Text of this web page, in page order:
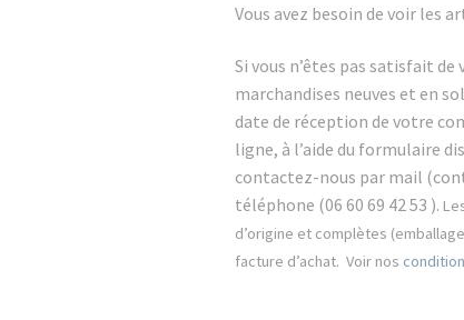
Vous avez besoin de voir les
Si vous n’êtes pas satisfait
marchandises neuves et en
date de réception de votre
ligne, à l’aide du formulaire
contactez-nous par mail
téléphone (06 60 69 42 53 ).
d’origine et complètes
facture d’achat. Voir nos